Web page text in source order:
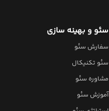
سئو و بهینه سازی
سفارش سئو
سئو تکنیکال
مشاوره سئو
آموزش سئو